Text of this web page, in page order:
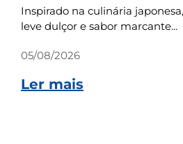
Inspirado na culinária
leve dulçor e sabor marcante...
05/08/2026
Ler mais